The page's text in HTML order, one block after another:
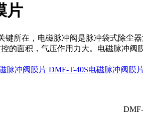
片
键所在，电磁脉冲阀是脉冲袋式除尘
的面积，气压作用力大。电磁脉冲
脉冲阀膜片 DMF-T-40S电磁脉冲阀膜
DMF-T-